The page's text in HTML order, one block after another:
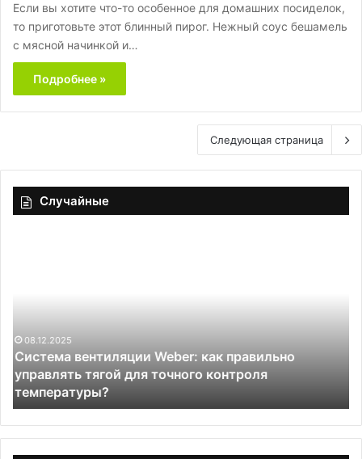
Если вы хотите что-то особенное для домашних посиделок,
то приготовьте этот блинный пирог. Нежный соус бешамель
с мясной начинкой и…
Подробнее »
Следующая страница
Случайные
26.02.2025
Панакота классический рецепт